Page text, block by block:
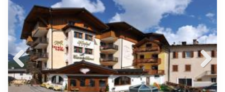
Previ
Next